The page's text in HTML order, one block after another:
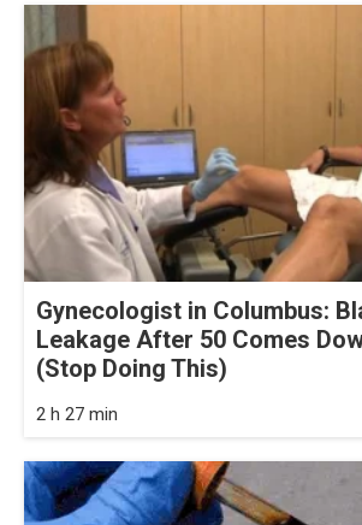
Gynecologist in Columbus:
Leakage After 50 Comes
(Stop Doing This)
2 h 27 min